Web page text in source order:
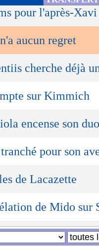
pour l'après-Xavi
aucun regret
cherche déjà
sur Kimmich
encense son
pour son
de Lacazette
de Mido sur
mar. 27 février